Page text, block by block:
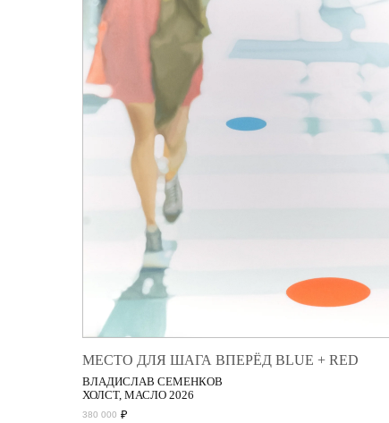
МЕСТО ДЛЯ ШАГА ВПЕРЁД BLUE + RED
ВЛАДИСЛАВ СЕМЕНКОВ
ХОЛСТ, МАСЛО 2026
380 000 ₽